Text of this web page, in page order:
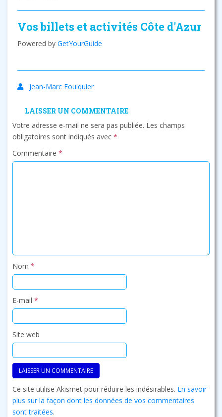
Vos billets et activités Côte d'Azur
Powered by GetYourGuide
Jean-Marc Foulquier
LAISSER UN COMMENTAIRE
Votre adresse e-mail ne sera pas publiée. Les champs
obligatoires sont indiqués avec *
Commentaire *
Nom *
E-mail *
Site web
Ce site utilise Akismet pour réduire les indésirables. En savoir
plus sur la façon dont les données de vos commentaires
sont traitées.